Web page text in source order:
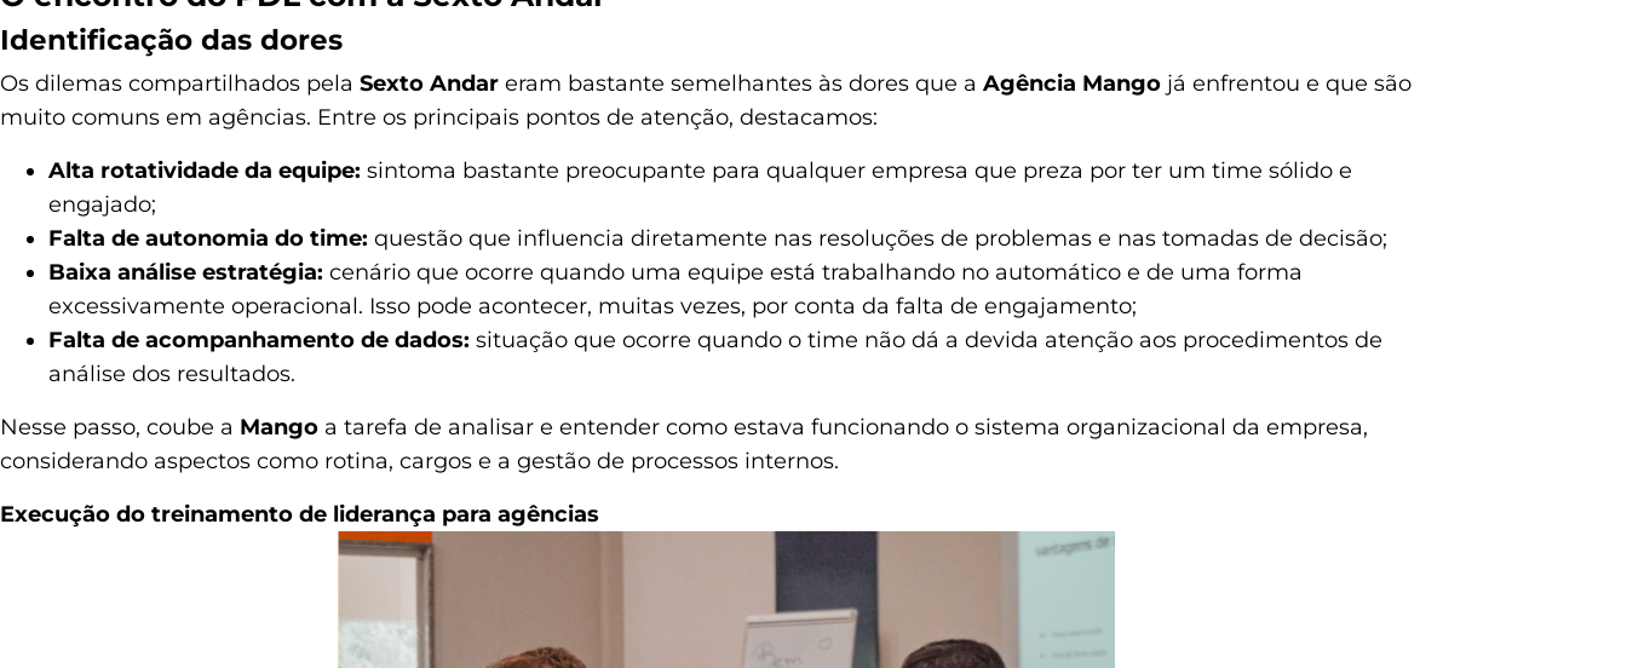
Identificação das dores
Os dilemas compartilhados pela Sexto Andar eram bastante semelhantes às dores que a Agência Mango já enfrentou e que são
muito comuns em agências. Entre os principais pontos de atenção, destacamos:
Alta rotatividade da equipe: sintoma bastante preocupante para qualquer empresa que preza por ter um time sólido e
engajado;
Falta de autonomia do time: questão que influencia diretamente nas resoluções de problemas e nas tomadas de decisão;
Baixa análise estratégia: cenário que ocorre quando uma equipe está trabalhando no automático e de uma forma
excessivamente operacional. Isso pode acontecer, muitas vezes, por conta da falta de engajamento;
Falta de acompanhamento de dados: situação que ocorre quando o time não dá a devida atenção aos procedimentos de
análise dos resultados.
Nesse passo, coube a Mango a tarefa de analisar e entender como estava funcionando o sistema organizacional da empresa,
considerando aspectos como rotina, cargos e a gestão de processos internos.
Execução do treinamento de liderança para agências